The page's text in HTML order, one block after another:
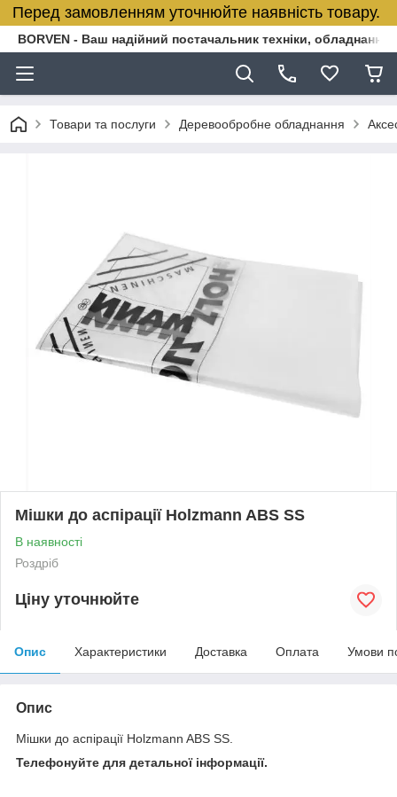
Перед замовленням уточнюйте наявність товару.
BORVEN - Ваш надійний постачальник техніки, обладнання
Товари та послуги Деревообробне обладнання
Мішки до аспірації Holzmann ABS SS
В наявності
Роздріб
Ціну уточнюйте
Опис Характеристики Доставка Оплата Умови
Опис
Мішки до аспірації Holzmann ABS SS.
Телефонуйте для детальної інформації.